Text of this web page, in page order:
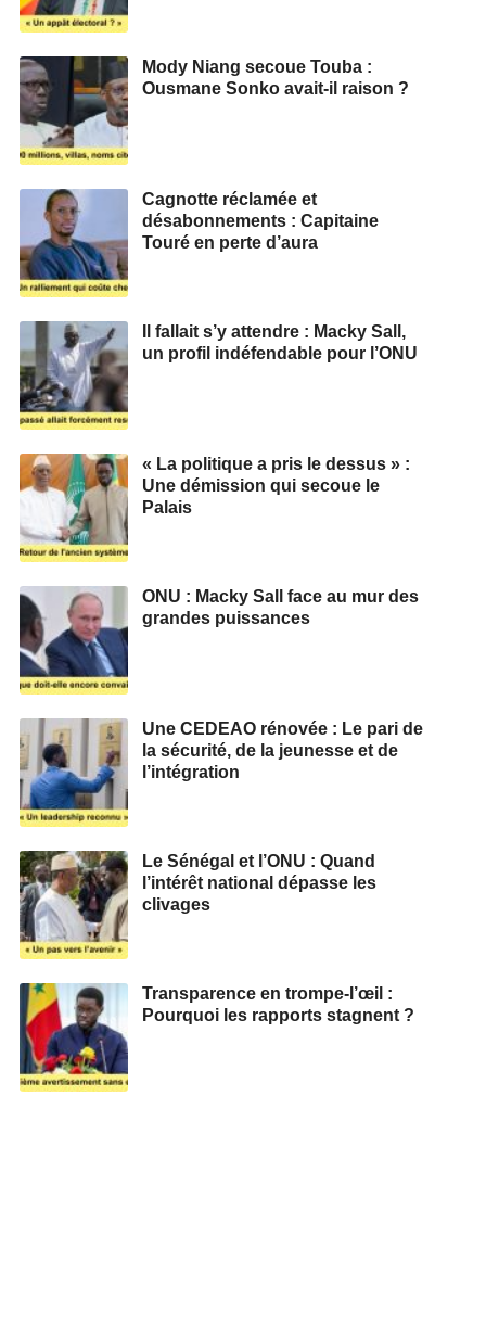
Mody Niang secoue Touba :
Ousmane Sonko avait-il raison ?
Cagnotte réclamée et
désabonnements : Capitaine
Touré en perte d’aura
Il fallait s’y attendre : Macky Sall,
un profil indéfendable pour l’ONU
« La politique a pris le dessus » :
Une démission qui secoue le
Palais
ONU : Macky Sall face au mur des
grandes puissances
Une CEDEAO rénovée : Le pari de
la sécurité, de la jeunesse et de
l’intégration
Le Sénégal et l’ONU : Quand
l’intérêt national dépasse les
clivages
Transparence en trompe-l’œil :
Pourquoi les rapports stagnent ?